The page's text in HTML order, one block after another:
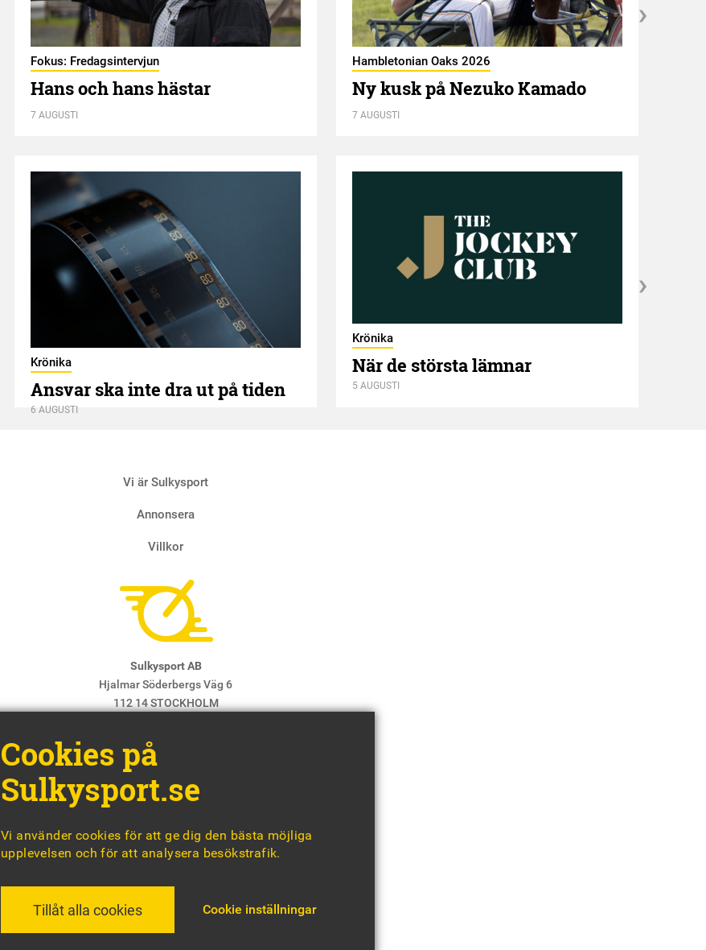
Fokus: Fredagsintervjun
Hans och hans hästar
7 AUGUSTI
Hambletonian Oaks 2026
Ny kusk på Nezuko Kamado
7 AUGUSTI
Krönika
Ansvar ska inte dra ut på tiden
6 AUGUSTI
Krönika
När de största lämnar
5 AUGUSTI
Vi är Sulkysport
Annonsera
Villkor
Sulkysport AB
Hjalmar Söderbergs Väg 6
112 14 STOCKHOLM
Chefredaktör & ansvarig utgivare:
Cookies på
Sulkysport.se
Vi använder cookies för att ge dig den bästa möjliga
upplevelsen och för att analysera besökstrafik.
Tillåt alla cookies Cookie inställningar